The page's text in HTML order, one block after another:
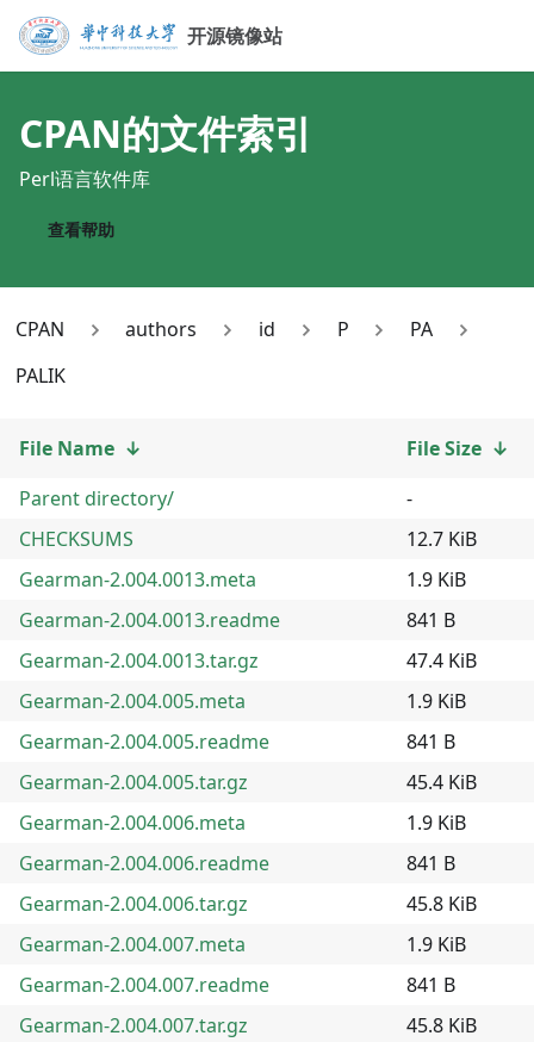
开源镜像站
CPAN的文件索引
Perl语言软件库
查看帮助
CPAN authors id P
PA
PALIK
File Name ↓ File Size ↓
Parent directory/
-
CHECKSUMS
12.7 KiB
Gearman-2.004.0013.meta
1.9 KiB
Gearman-2.004.0013.readme
841 B
Gearman-2.004.0013.tar.gz
47.4 KiB
Gearman-2.004.005.meta
1.9 KiB
Gearman-2.004.005.readme
841 B
Gearman-2.004.005.tar.gz
45.4 KiB
Gearman-2.004.006.meta
1.9 KiB
Gearman-2.004.006.readme
841 B
Gearman-2.004.006.tar.gz
45.8 KiB
Gearman-2.004.007.meta
1.9 KiB
Gearman-2.004.007.readme
841 B
Gearman-2.004.007.tar.gz
45.8 KiB